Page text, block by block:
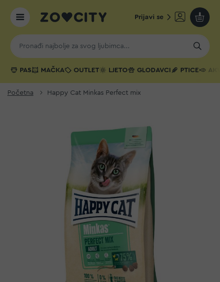
Prijavi se
Moja
PAS MAČKA OUTLET LJETO GLODAVCI PTICE
Početna Happy Cat Minkas Perfect mix